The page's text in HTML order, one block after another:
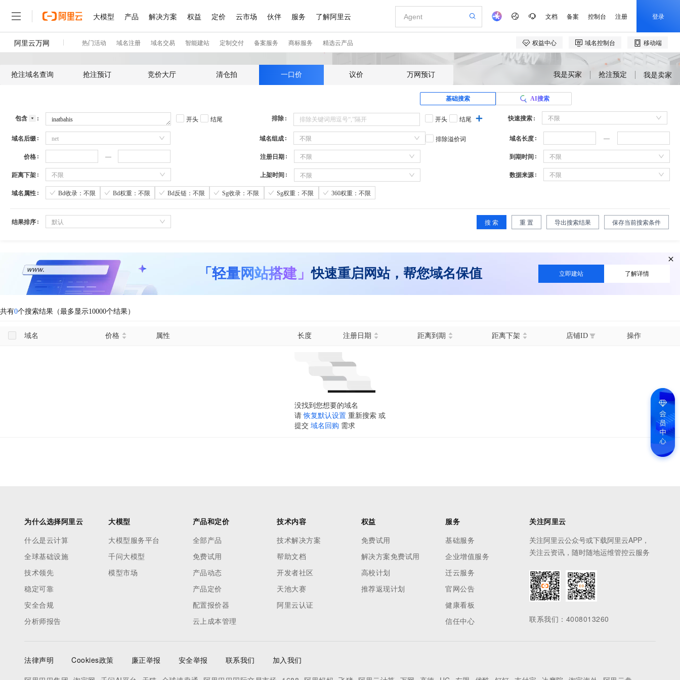
抢注域名查询 抢注预订 竞价大厅 清仓拍 一口价 议价 万网预订 我是买家 抢注预定 我是卖家
基础搜索 AI搜索
包含 开头 结尾 排除 开头 结尾 快速搜索 不限
域名后缀 net 域名组成 不限 排除溢价词 域名长度
价格 注册日期 不限 到期时间 不限
距离下架 不限 上架时间 不限 数据来源 不限
域名属性 Bd收录：不限 Bd权重：不限 Bd反链：不限 Sg收录：不限 Sg权重：不限 360权重：不限
结果排序 默认 搜 索 重 置 导出搜索结果 保存当前搜索条件
「轻量网站搭建」快速重启网站，帮您域名保值 立即建站 了解详情
共有0个搜索结果（最多显示10000个结果）
域名 价格 属性 长度 注册日期 距离到期 距离下架 店铺ID 操作
没找到您想要的域名
请 恢复默认设置 重新搜索 或
提交 域名回购 需求